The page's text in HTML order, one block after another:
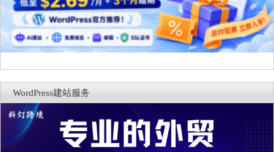
WordPress建站服务